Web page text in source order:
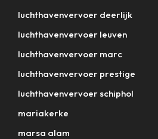
luchthavenvervoer deerlijk
luchthavenvervoer leuven
luchthavenvervoer marc
luchthavenvervoer prestige
luchthavenvervoer schiphol
mariakerke
marsa alam